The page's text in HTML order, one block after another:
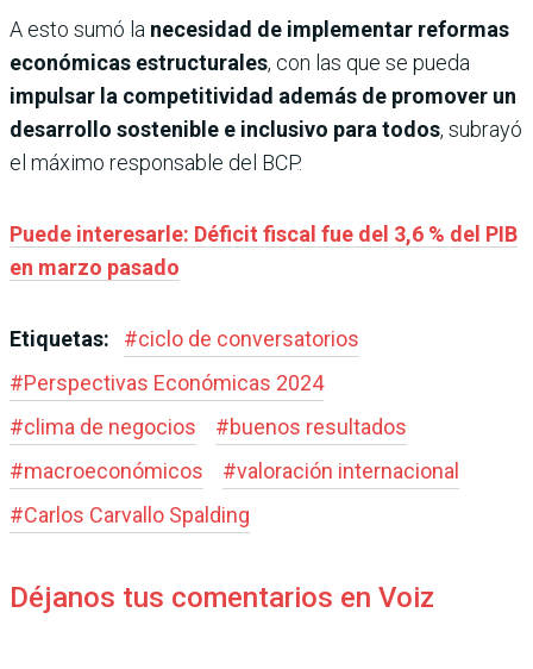
A esto sumó la necesidad de implementar reformas
económicas estructurales, con las que se pueda
impulsar la competitividad además de promover un
desarrollo sostenible e inclusivo para todos, subrayó
el máximo responsable del BCP.
Puede interesarle: Déficit fiscal fue del 3,6 % del PIB
en marzo pasado
Etiquetas: #ciclo de conversatorios
#Perspectivas Económicas 2024
#clima de negocios #buenos resultados
#macroeconómicos #valoración internacional
#Carlos Carvallo Spalding
Déjanos tus comentarios en Voiz